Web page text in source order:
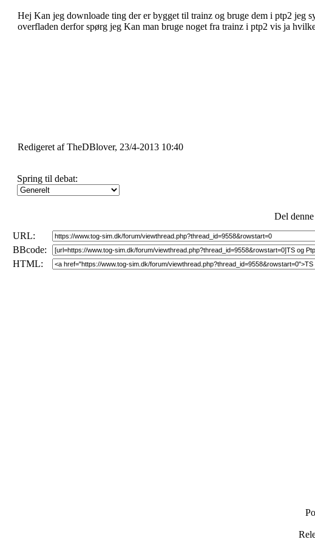
Hej Kan jeg downloade ting der er bygget til trainz og bruge dem i ptp2 jeg
overfladen derfor spørg jeg Kan man bruge noget fra trainz i ptp2 vis ja
Redigeret af TheDBlover, 23/4-2013 10:40
Spring til debat:
Del
URL:
BBcode:
HTML: